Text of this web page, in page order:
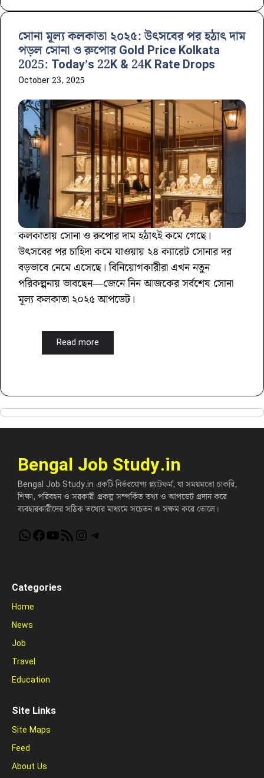
সোনা মূল্য কলকাতা ২০২৫: উৎসবের পর হঠাৎ দাম
পড়ল সোনা ও রুপোর Gold Price Kolkata
2025: Today’s 22K & 24K Rate Drops
October 23, 2025
কলকাতায় সোনা ও রুপোর দাম হঠাৎই কমে গেছে।
উৎসবের পর চাহিদা কমে যাওয়ায় ২৪ ক্যারেট সোনার দর
বড়ভাবে নেমে এসেছে। বিনিয়োগকারীরা এখন নতুন
পরিকল্পনায় ভাবছেন—জেনে নিন আজকের সর্বশেষ সোনা
মূল্য কলকাতা ২০২৫ আপডেট।
Read more
Bengal Job Study.in
Bengal Job Study.in একটি নির্ভরযোগ্য প্ল্যাটফর্ম, যা সময়মতো চাকরি,
শিক্ষা, পরিবহন ও সরকারী প্রকল্প সম্পর্কিত তথ্য ও আপডেট প্রদান করে
ব্যবহারকারীদের সঠিক তথ্যের মাধ্যমে সচেতন ও সক্ষম করে তোলে।
WhatsApp
Facebook
YouTube
RSS FeedInstagram
Telegram
Categories
Home
News
Job
Travel
Education
Site Links
Site Maps
Feed
About Us